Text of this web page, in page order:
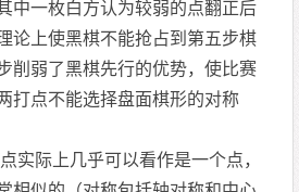
中一枚白方认为较弱的点翻正后
论上使黑棋不能抢占到第五步棋
削弱了黑棋先行的优势，使比赛
打点不能选择盘面棋形的对称
际上几乎可以看作是一个点，